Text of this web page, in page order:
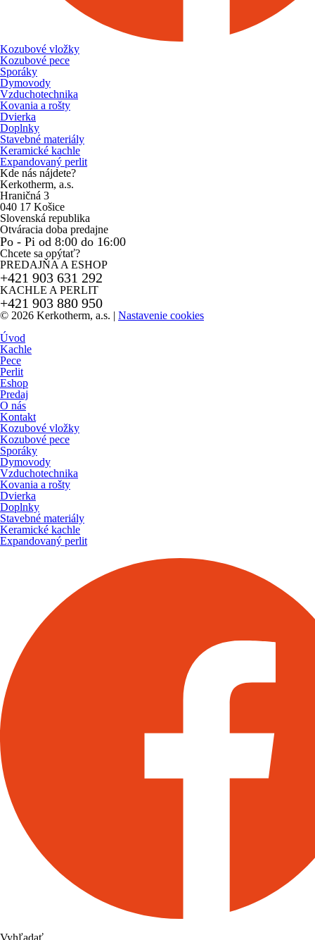
Kozubové vložky
Kozubové pece
Sporáky
Dymovody
Vzduchotechnika
Kovania a rošty
Dvierka
Doplnky
Stavebné materiály
Keramické kachle
Expandovaný perlit
Kde nás nájdete?
Kerkotherm, a.s.
Hraničná 3
040 17 Košice
Slovenská republika
Otváracia doba predajne
Po - Pi od 8:00 do 16:00
Chcete sa opýtať?
PREDAJŇA A ESHOP
+421 903 631 292
KACHLE A PERLIT
+421 903 880 950
© 2026 Kerkotherm, a.s. | Nastavenie cookies
Úvod
Kachle
Pece
Perlit
Eshop
Predaj
O nás
Kontakt
Kozubové vložky
Kozubové pece
Sporáky
Dymovody
Vzduchotechnika
Kovania a rošty
Dvierka
Doplnky
Stavebné materiály
Keramické kachle
Expandovaný perlit
Vyhľadať